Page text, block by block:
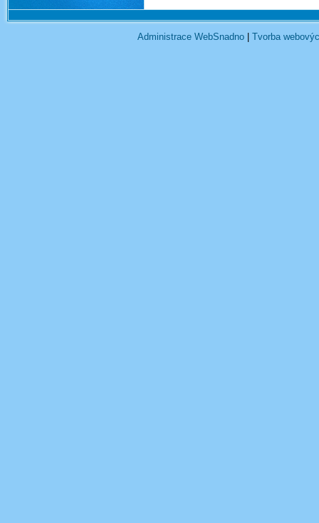
Administrace WebSnadno Tvorba